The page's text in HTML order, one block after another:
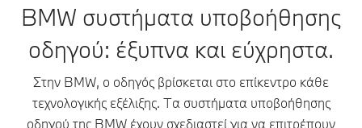
BMW συστήματα υποβοήθησης
οδηγού: έξυπνα και εύχρηστα.
Στην BMW, ο οδηγός βρίσκεται στο επίκεντρο κάθε
τεχνολογικής εξέλιξης. Τα συστήματα υποβοήθησης
οδηγού της BMW έχουν σχεδιαστεί για να επιτρέπουν